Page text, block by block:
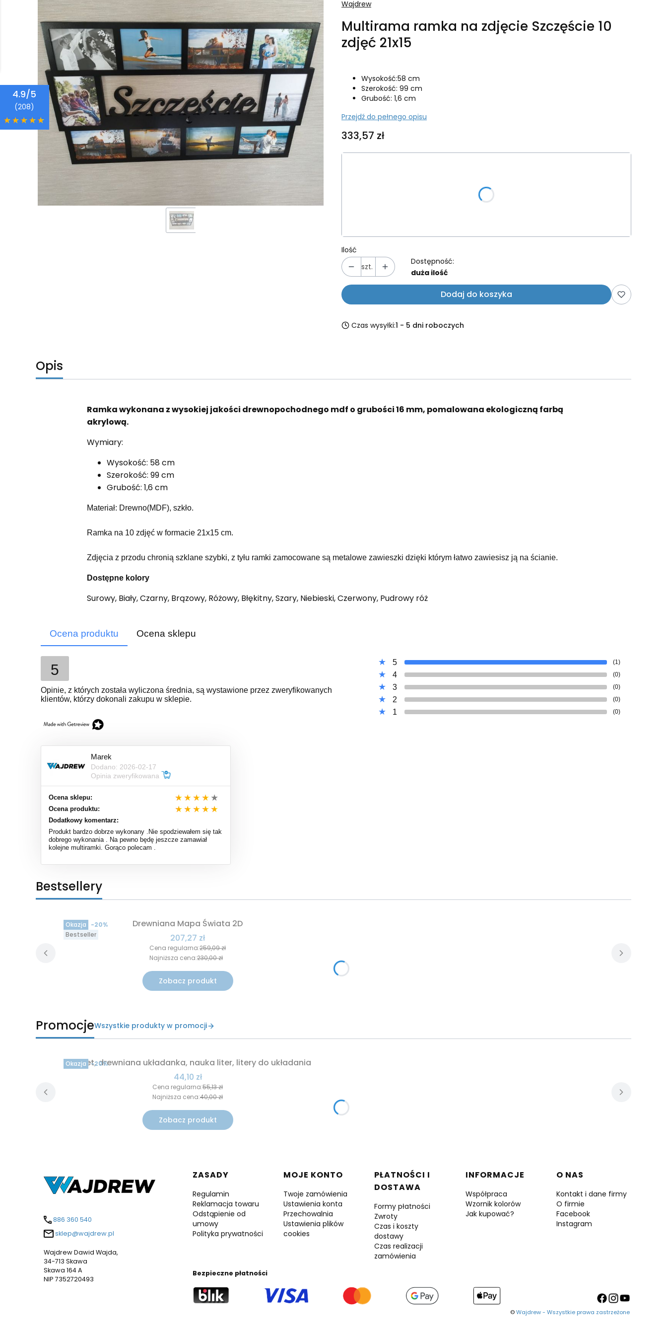
Wajdrew
Multirama ramka na zdjęcie Szczęście 10
zdjęć 21x15
Wysokość:58 cm
Szerokość: 99 cm
Grubość: 1,6 cm
Przejdź do pełnego opisu
Cena
333,57 zł
Ilość
szt.
Dostępność:
duża ilość
Dodaj do koszyka
Czas wysyłki:1 - 5 dni roboczych
Opis
Ramka wykonana z wysokiej jakości drewnopochodnego mdf o grubości 16 mm, pomalowana ekologiczną farbą
akrylową.
Wymiary:
Wysokość: 58 cm
Szerokość: 99 cm
Grubość: 1,6 cm
Materiał: Drewno(MDF), szkło.
Ramka na 10 zdjęć w formacie 21x15 cm.
Zdjęcia z przodu chronią szklane szybki, z tyłu ramki zamocowane są metalowe zawieszki dzięki którym łatwo zawiesisz ją na ścianie.
Dostępne kolory
Surowy, Biały, Czarny, Brązowy, Różowy, Błękitny, Szary, Niebieski, Czerwony, Pudrowy róż
Ocena produktu Ocena sklepu
5
Opinie, z których została wyliczona średnia, są wystawione przez zweryfikowanych
klientów, którzy dokonali zakupu w sklepie.
5 (1)
4 (0)
3 (0)
2 (0)
1 (0)
Marek
Dodano: 2026-02-17
Opinia zweryfikowana
Ocena sklepu:
Ocena produktu:
Dodatkowy komentarz:
Produkt bardzo dobrze wykonany .Nie spodziewałem się tak
dobrego wykonania . Na pewno będę jeszcze zamawiał
kolejne multiramki. Gorąco polecam .
Bestsellery
Okazja
Bestseller
Drewniana Mapa Świata 2D
Cena promocyjna
207,27 zł
Cena regularna:259,09 zł
-20%
Najniższa cena:230,00 zł
Zobacz produkt
PromocjeWszystkie produkty w promocji
Okazja
Alfabet, drewniana układanka, nauka liter, litery do układania
Cena promocyjna
44,10 zł
Cena regularna:55,13 zł
-20%
Najniższa cena:40,00 zł
Zobacz produkt
886 360 540
sklep@wajdrew.pl
Wajdrew Dawid Wajda,
34-713 Skawa
Skawa 164 A
NIP 7352720493
Linki w stopce
ZASADY
Regulamin
Reklamacja towaru
Odstąpienie od
umowy
Polityka prywatności
MOJE KONTO
Twoje zamówienia
Ustawienia konta
Przechowalnia
Ustawienia plików
cookies
PŁATNOŚCI I
DOSTAWA
Formy płatności
Zwroty
Czas i koszty
dostawy
Czas realizacji
zamówienia
INFORMACJE
Współpraca
Wzornik kolorów
Jak kupować?
O NAS
Kontakt i dane firmy
O firmie
Facebook
Instagram
Bezpieczne płatności
©Wajdrew - Wszystkie prawa zastrzeżone
4.9/5
(208)